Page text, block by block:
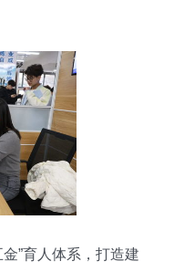
”育人体系，打造建